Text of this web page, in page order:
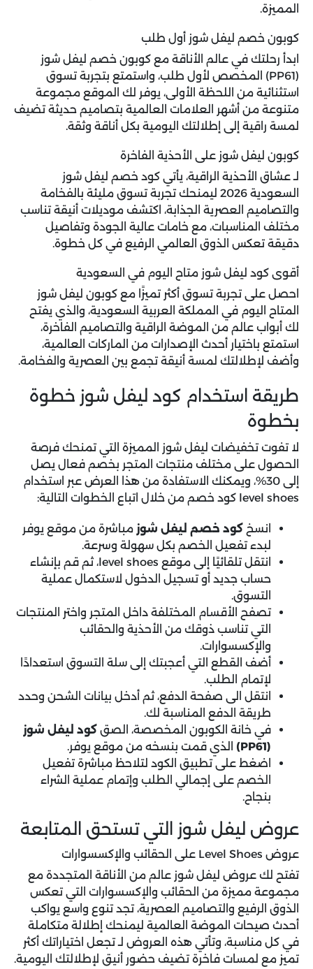
المميزة.
كوبون خصم ليفل شوز أول طلب
ابدأ رحلتك في عالم الأناقة مع كوبون خصم ليفل شوز
(PP61)
المخصص لأول طلب، واستمتع بتجربة تسوق
استثنائية من اللحظة الأولى، يوفر لك الموقع مجموعة
متنوعة من أشهر العلامات العالمية بتصاميم حديثة تضيف
لمسة راقية إلى إطلالتك اليومية بكل أناقة وثقة.
كوبون ليفل شوز على الأحذية الفاخرة
لـ عشاق الأحذية الراقية، يأتي كود خصم ليفل شوز
السعودية 2026 ليمنحك تجربة تسوق مليئة بالفخامة
والتصاميم العصرية الجذابة، اكتشف موديلات أنيقة تناسب
مختلف المناسبات، مع خامات عالية الجودة وتفاصيل
دقيقة تعكس الذوق العالمي الرفيع في كل خطوة.
أقوى كود ليفل شوز متاح اليوم في السعودية
احصل على تجربة تسوق أكثر تميزًا مع كوبون ليفل شوز
المتاح اليوم في المملكة العربية السعودية، والذي يفتح
لك أبواب عالم من الموضة الراقية والتصاميم الفاخرة،
استمتع باختيار أحدث الإصدارات من الماركات العالمية،
وأضف لإطلالتك لمسة أنيقة تجمع بين العصرية والفخامة.
طريقة استخدام كود ليفل شوز خطوة
بخطوة
لا تفوت تخفيضات ليفل شوز
المميزة التي تمنحك فرصة
الحصول على مختلف منتجات المتجر بخصم فعال يصل
إلى 30%، ويمكنك الاستفادة من هذا العرض عبر استخدام
level shoes كود خصم من خلال اتباع الخطوات التالية:
انسخ كود خصم ليفل شوز مباشرة من موقع يوفر
لبدء تفعيل الخصم بكل سهولة وسرعة.
انتقل تلقائيًا إلى موقع level shoes، ثم قم بإنشاء
حساب جديد أو تسجيل الدخول لاستكمال عملية
التسوق.
تصفح الأقسام المختلفة داخل المتجر واختر المنتجات
التي تناسب ذوقك من الأحذية والحقائب
والإكسسوارات.
أضف القطع التي أعجبتك إلى سلة التسوق استعدادًا
لإتمام الطلب.
انتقل الى صفحة الدفع، ثم أدخل بيانات الشحن وحدد
طريقة الدفع المناسبة لك.
في خانة الكوبون المخصصة، الصق كود ليفل شوز
(PP61)
الذي قمت بنسخه من موقع يوفر.
اضغط على تطبيق الكود لتلاحظ مباشرة تفعيل
الخصم على إجمالي الطلب وإتمام عملية الشراء
بنجاح.
عروض ليفل شوز التي تستحق المتابعة
عروض Level Shoes على الحقائب والإكسسوارات
تفتح لك عروض ليفل شوز عالم من الأناقة المتجددة مع
مجموعة مميزة من الحقائب والإكسسوارات التي تعكس
الذوق الرفيع والتصاميم العصرية، تجد تنوع واسع يواكب
أحدث صيحات الموضة العالمية ليمنحك إطلالة متكاملة
في كل مناسبة، وتأتي هذه العروض لـ تجعل اختياراتك أكثر
تميز مع لمسات فاخرة تضيف حضور أنيق لإطلالتك اليومية.